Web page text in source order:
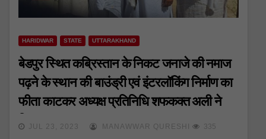
HARIDWAR STATE UTTARAKHAND
बेडपुर स्थित कब्रिस्तान के निकट जनाजे की नमाज
पढ़ने के स्थान की बाउंड्री एवं इंटरलॉकिंग निर्माण का
फीता काटकर अध्यक्ष प्रतिनिधि शफकक्त अली ने
किया उद्घाटन
JUL 23, 2023 MANAWWAR QURESHI 335